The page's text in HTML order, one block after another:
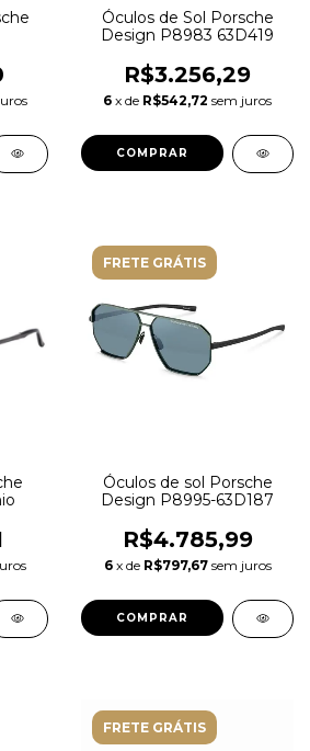
Óculos de Sol Porsche
Design P8983 63D419
R$3.256,29
6 x de R$542,72 sem juros
FRETE GRÁTIS
Óculos de sol Porsche
Design P8995-63D187
R$4.785,99
6 x de R$797,67 sem juros
FRETE GRÁTIS